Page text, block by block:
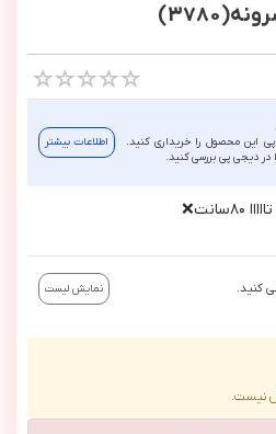
این محصول را خریداری کنید.
در دیجی پی بررسی کنید.
اطلاعات بیشتر
کنید. نمایش لیست
نیست.